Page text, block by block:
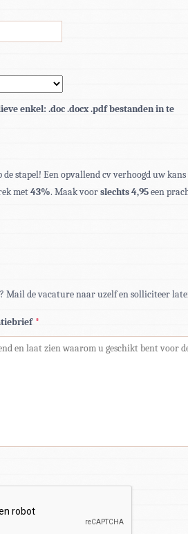
enkel: .doc .docx .pdf bestanden in te
pdf,
doc,
stapel! Een opvallend cv verhoogd uw kans
met43%. Maak voorslechts 4,95een
Mail de vacature naar uzelf en solliciteer
*